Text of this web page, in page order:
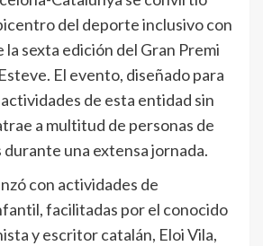
del deporte inclusivo con
la sexta edición del Gran Premi
El evento, diseñado para
de esta entidad sin
a multitud de personas de
durante una extensa jornada.
con actividades de
facilitadas por el conocido
y escritor catalán, Eloi Vila,